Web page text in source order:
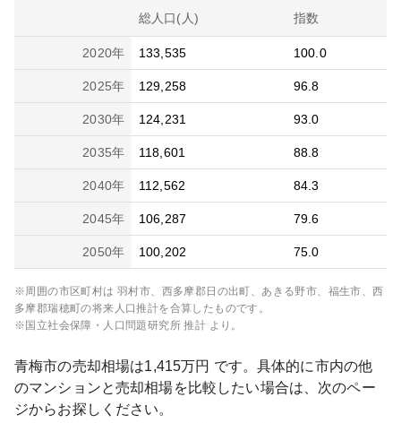
総人口(人) 指数
2020年 133,535 100.0
2025年 129,258 96.8
2030年 124,231 93.0
2035年 118,601 88.8
2040年 112,562 84.3
2045年 106,287 79.6
2050年 100,202 75.0
※周囲の市区町村は 羽村市、西多摩郡日の出町、あきる野市、福生市、西
多摩郡瑞穂町の将来人口推計を合算したものです。
※国立社会保障・人口問題研究所 推計 より。
青梅市の売却相場は1,415万円 です。具体的に市内の他
のマンションと売却相場を比較したい場合は、次のペー
ジからお探しください。